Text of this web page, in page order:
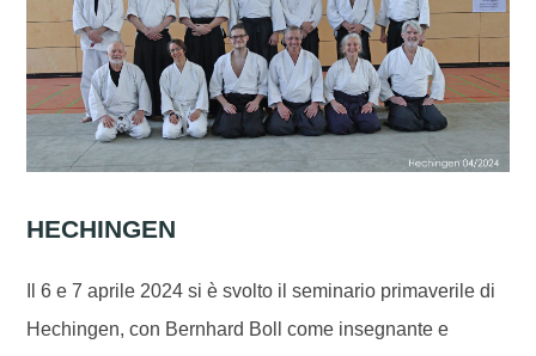
HECHINGEN
Il 6 e 7 aprile 2024 si è svolto il seminario primaverile di
Hechingen, con Bernhard Boll come insegnante e